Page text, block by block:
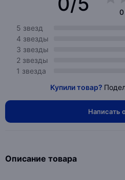
5 звезд
4 звезды
3 звезды
2 звезды
1 звезда
Купили товар?
Написать
Описание товара